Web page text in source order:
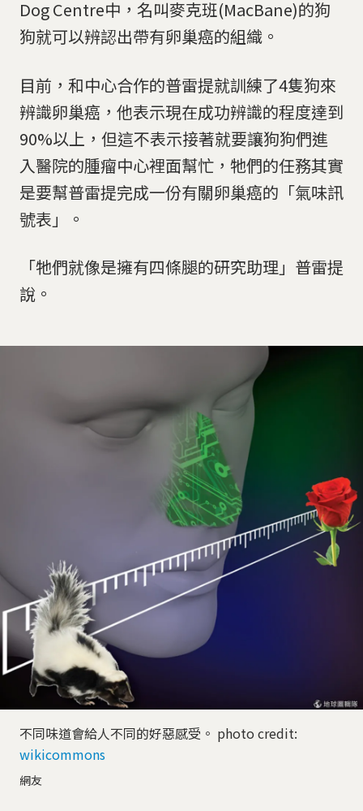
Dog Centre中，名叫麥克班(MacBane)的狗
狗就可以辨認出帶有卵巢癌的組織。
目前，和中心合作的普雷提就訓練了4隻狗來
辨識卵巢癌，他表示現在成功辨識的程度達到
90%以上，但這不表示接著就要讓狗狗們進
入醫院的腫瘤中心裡面幫忙，牠們的任務其實
是要幫普雷提完成一份有關卵巢癌的「氣味訊
號表」。
「牠們就像是擁有四條腿的研究助理」普雷提
說。
不同味道會給人不同的好惡感受。 photo credit:
wikicommons
網友